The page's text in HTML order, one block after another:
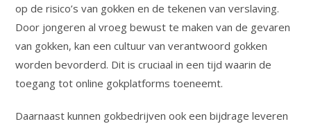
op de risico’s van gokken en de tekenen van verslaving.
Door jongeren al vroeg bewust te maken van de gevaren
van gokken, kan een cultuur van verantwoord gokken
worden bevorderd. Dit is cruciaal in een tijd waarin de
toegang tot online gokplatforms toeneemt.
Daarnaast kunnen gokbedrijven ook een bijdrage leveren